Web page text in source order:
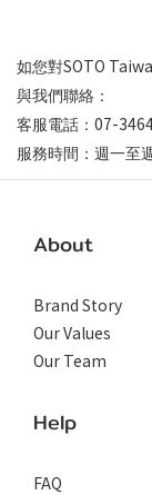
如您對SOTO
與我們聯絡：
客服電話： 07-
服務時間：週一至
About
Brand Story
Our Values
Our Team
Help
FAQ